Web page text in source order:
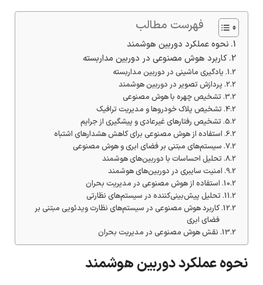
فهرست مطالب
نحوه عملکرد دوربین‌ هوشمند
کاربرد هوش مصنوعی در دوربین مداربسته
یادگیری ماشینی در دوربین‌ مداربسته
پردازش تصویر در دوربین‌ هوشمند
تشخیص چهره با هوش مصنوعی
تشخیص پلاک خودروها و مدیریت ترافیک
تشخیص رفتارهای غیرعادی و پیشگیری از جرایم
استفاده از هوش مصنوعی برای کاهش هشدارهای اشتباه
سیستم‌های مبتنی بر فضای ابری و هوش مصنوعی
تحلیل احساسات با دوربین‌های هوشمند
امنیت سایبری در دوربین‌های هوشمند
استفاده از هوش مصنوعی در مدیریت بحران
تحلیل پیش‌بینی‌کننده در سیستم‌های نظارتی
کاربرد هوش مصنوعی در سیستم‌های نظارت ویدئویی مبتنی بر
فضای ابری
نقش هوش مصنوعی در مدیریت بحران
نحوه عملکرد دوربین‌ هوشمند